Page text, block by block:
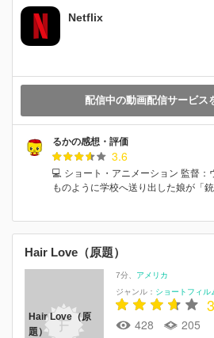
Netflix
配信中の動画配信サービス
るかの感想・評価
3.6
💻 ショート・アニメーション 監督：
ものように学校へ送り出した娘が「
Hair Love（原題）
Hair Love（原
題）
7分
アメリカ
ジャンル： ショートフィル
428 205